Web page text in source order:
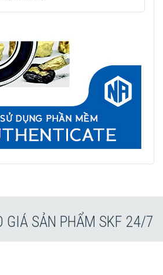
GIÁ SẢN PHẨM SKF 24/7